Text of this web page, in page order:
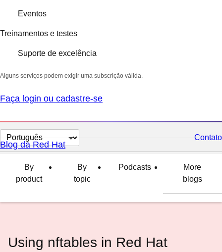
Eventos
Treinamentos e testes
Suporte de excelência
Alguns serviços podem exigir uma subscrição válida.
Faça login ou cadastre-se
Selecionar
idioma
Contato
Blog da Red Hat
By
product
By
topic
Podcasts
More
blogs
Using nftables in Red Hat